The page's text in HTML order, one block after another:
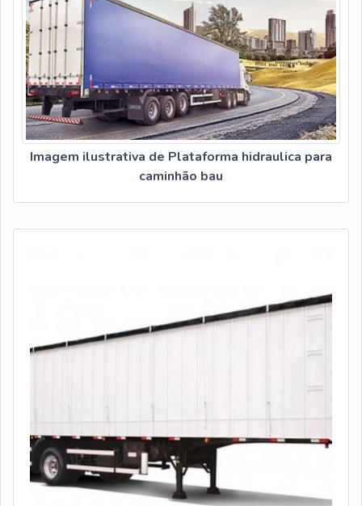
Imagem ilustrativa de Plataforma hidraulica para
caminhão bau